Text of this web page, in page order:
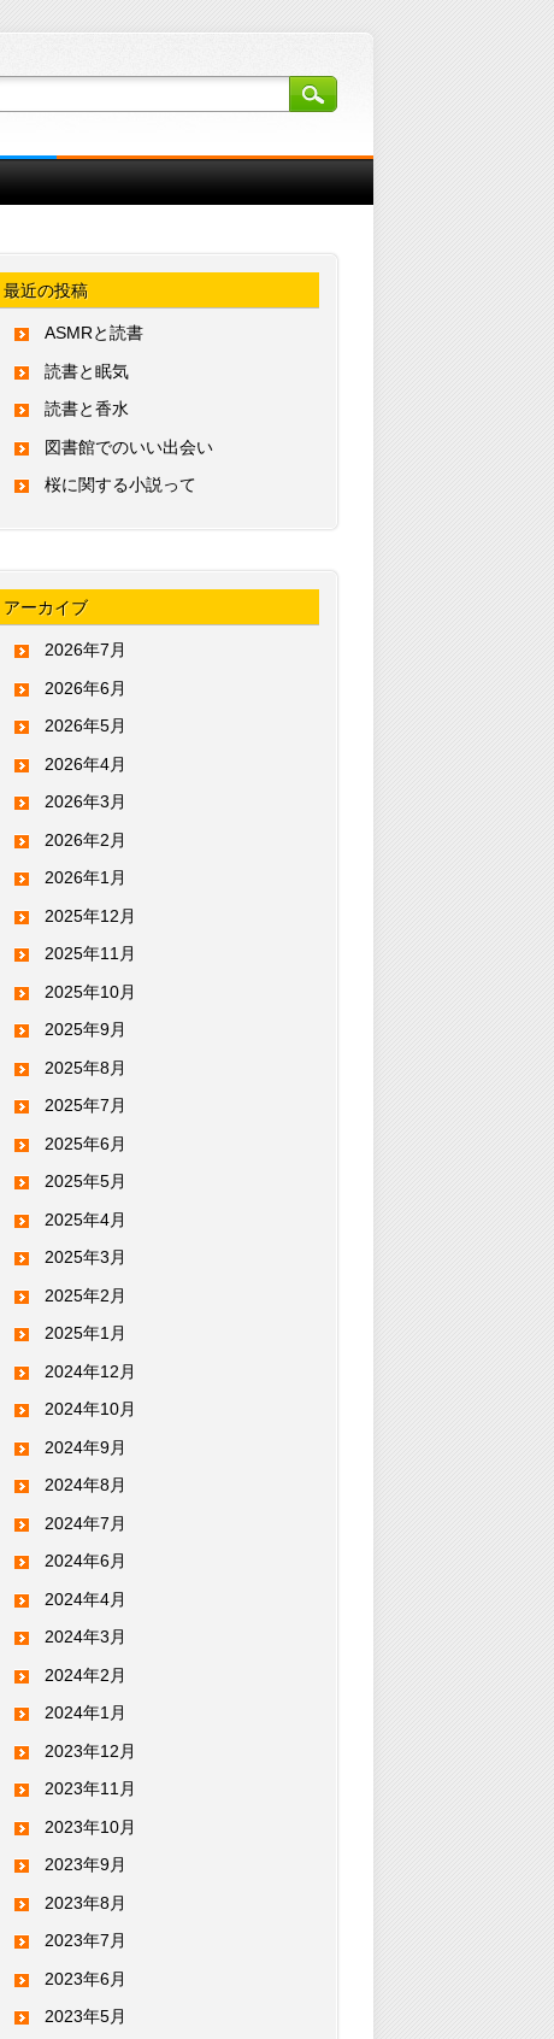
最近の投稿
ASMRと読書
読書と眠気
読書と香水
図書館でのいい出会い
桜に関する小説って
アーカイブ
2026年7月
2026年6月
2026年5月
2026年4月
2026年3月
2026年2月
2026年1月
2025年12月
2025年11月
2025年10月
2025年9月
2025年8月
2025年7月
2025年6月
2025年5月
2025年4月
2025年3月
2025年2月
2025年1月
2024年12月
2024年10月
2024年9月
2024年8月
2024年7月
2024年6月
2024年4月
2024年3月
2024年2月
2024年1月
2023年12月
2023年11月
2023年10月
2023年9月
2023年8月
2023年7月
2023年6月
2023年5月